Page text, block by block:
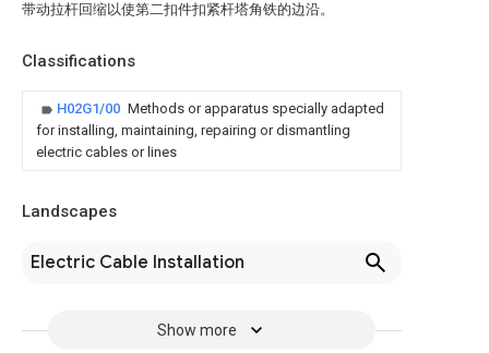
带动拉杆回缩以使第二扣件扣紧杆塔角铁的边沿。
Classifications
H02G1/00 Methods or apparatus specially adapted
for installing, maintaining, repairing or dismantling
electric cables or lines
Landscapes
Electric Cable Installation
Show more